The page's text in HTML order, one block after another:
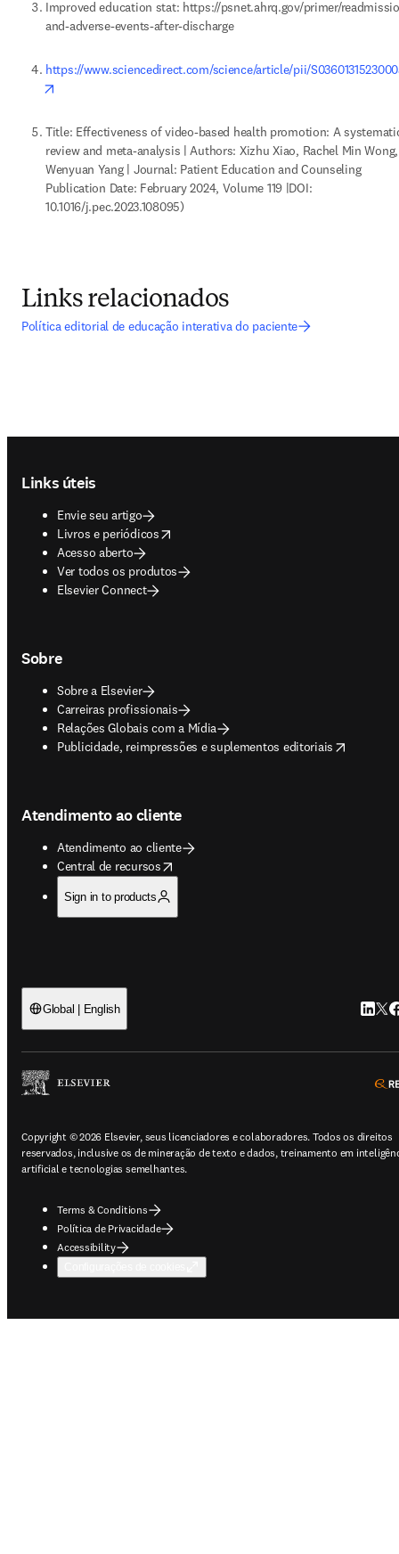
Improved education stat: https://psnet.ahrq.gov/primer/
and-adverse-events-after-discharge
https://www.sciencedirect.com/science/article/pii/
Title: Effectiveness of video-based health promotion: A
review and meta-analysis | Authors: Xizhu Xiao, Rachel Min Wong,
Wenyuan Yang | Journal: Patient Education and Counseling
Publication Date: February 2024, Volume 119 |DOI:
10.1016/j.pec.2023.108095)
Links relacionados
Política editorial de educação interativa do paciente
Links úteis
Envie seu artigo
Livros e periódicos
opens in new tab/window
Acesso aberto
Ver todos os produtos
Elsevier Connect
Sobre
Sobre a Elsevier
Carreiras profissionais
Relações Globais com a Mídia
Publicidade, reimpressões e suplementos editoriais
opens in new tab/window
Atendimento ao cliente
Atendimento ao cliente
Central de recursos
opens in new tab/window
Sign in to products
Global | English
Copyright © 2026 Elsevier, seus licenciadores e colaboradores. Todos os direitos
reservados, inclusive os de mineração de texto e dados, treinamento em
artificial e tecnologias semelhantes.
Terms & Conditions
Política de Privacidade
Accessibility